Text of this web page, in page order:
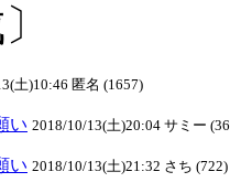
土)10:46 匿名 (1657)
い 2018/10/13(土)20:04 サミー
い 2018/10/13(土)21:32 さち (722)